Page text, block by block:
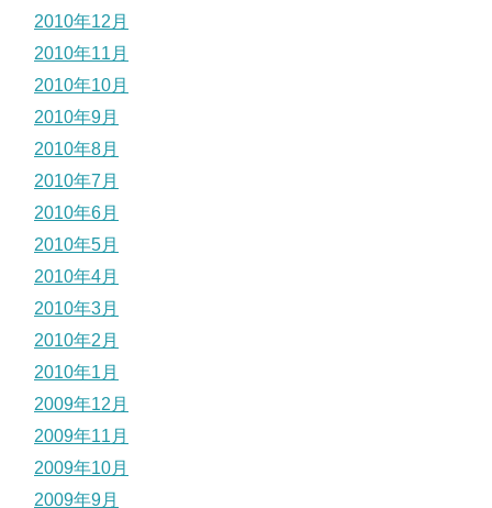
2010年12月
2010年11月
2010年10月
2010年9月
2010年8月
2010年7月
2010年6月
2010年5月
2010年4月
2010年3月
2010年2月
2010年1月
2009年12月
2009年11月
2009年10月
2009年9月